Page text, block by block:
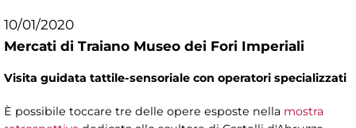
10/01/2020
Mercati di Traiano Museo dei Fori Imperiali
Visita guidata tattile-sensoriale con operatori specializzati
È possibile toccare tre delle opere esposte nella mostra